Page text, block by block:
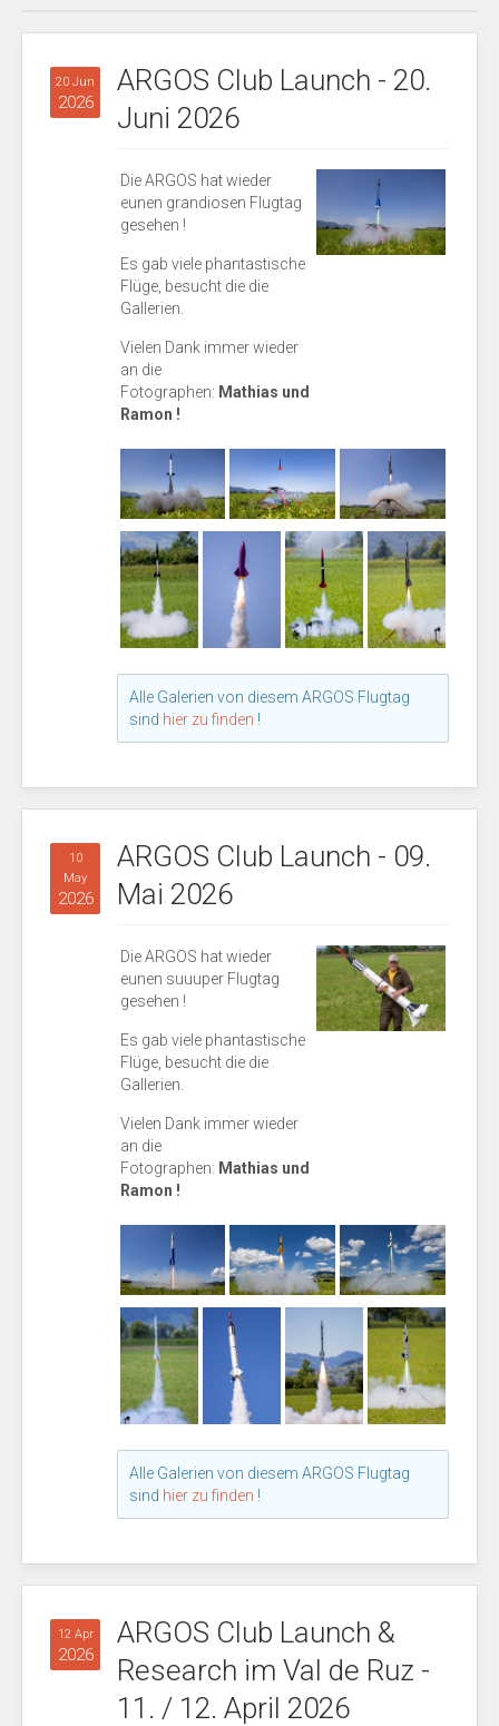
20 Jun
2026
ARGOS Club Launch - 20.
Juni 2026
Die ARGOS hat wieder
eunen grandiosen Flugtag
gesehen !
Es gab viele phantastische
Flüge, besucht die die
Gallerien.
Vielen Dank immer wieder
an die
Fotographen: Mathias und
Ramon !
Alle Galerien von diesem ARGOS Flugtag
sind hier zu finden !
10
May
2026
ARGOS Club Launch - 09.
Mai 2026
Die ARGOS hat wieder
eunen suuuper Flugtag
gesehen !
Es gab viele phantastische
Flüge, besucht die die
Gallerien.
Vielen Dank immer wieder
an die
Fotographen: Mathias und
Ramon !
Alle Galerien von diesem ARGOS Flugtag
sind hier zu finden !
12 Apr
2026
ARGOS Club Launch &
Research im Val de Ruz -
11. / 12. April 2026